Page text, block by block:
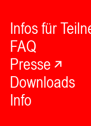
Infos für
FAQ
Presse
Downloads
Info